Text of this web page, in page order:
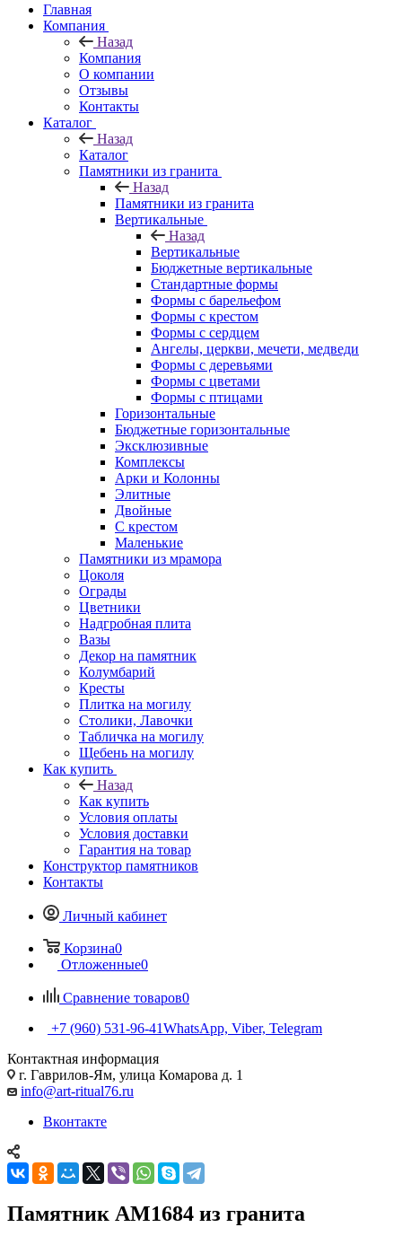
Главная
Компания
Назад
Компания
О компании
Отзывы
Контакты
Каталог
Назад
Каталог
Памятники из гранита
Назад
Памятники из гранита
Вертикальные
Назад
Вертикальные
Бюджетные вертикальные
Стандартные формы
Формы с барельефом
Формы с крестом
Формы с сердцем
Ангелы, церкви, мечети, медведи
Формы с деревьями
Формы с цветами
Формы с птицами
Горизонтальные
Бюджетные горизонтальные
Эксклюзивные
Комплексы
Арки и Колонны
Элитные
Двойные
С крестом
Маленькие
Памятники из мрамора
Цоколя
Ограды
Цветники
Надгробная плита
Вазы
Декор на памятник
Колумбарий
Кресты
Плитка на могилу
Столики, Лавочки
Табличка на могилу
Щебень на могилу
Как купить
Назад
Как купить
Условия оплаты
Условия доставки
Гарантия на товар
Конструктор памятников
Контакты
Личный кабинет
Корзина0
Отложенные0
Сравнение товаров0
+7 (960) 531-96-41WhatsApp, Viber, Telegram
Контактная информация
г. Гаврилов-Ям, улица Комарова д. 1
info@art-ritual76.ru
Вконтакте
Памятник AM1684 из гранита